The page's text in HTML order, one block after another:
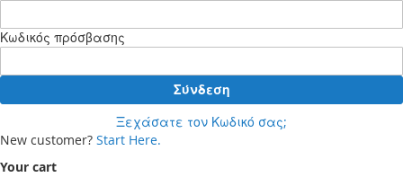
Κωδικός πρόσβασης
Σύνδεση
Ξεχάσατε τον Κωδικό σας;
New customer? Start Here.
Your cart